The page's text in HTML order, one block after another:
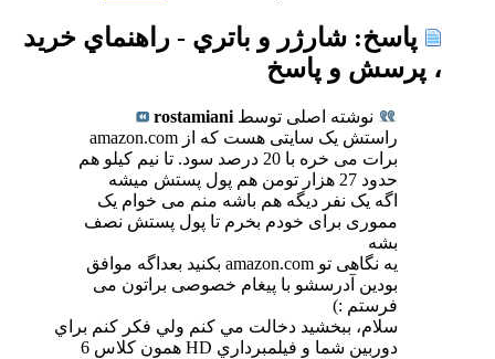
پاسخ: شارژر و باتري - راهنماي خريد
، پرسش و پاسخ
نوشته اصلی توسط rostamiani
راستش یک سایتی هست که از amazon.com
برات می خره با 20 درصد سود. تا نیم کیلو هم
حدود 27 هزار تومن هم پول پستش میشه
اگه یک نفر دیگه هم باشه منم می خوام یک
مموری برای خودم بخرم تا پول پستش نصف
بشه
یه نگاهی تو amazon.com بکنید بعداگه موافق
بودین آدرسشو با پیغام خصوصی براتون می
فرستم :)
سلام، ببخشيد دخالت مي كنم ولي فكر كنم براي
دوربين شما و فيلمبرداري HD همون كلاس 6